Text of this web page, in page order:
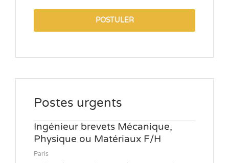
POSTULER
Postes urgents
Ingénieur brevets Mécanique,
Physique ou Matériaux F/H
Paris